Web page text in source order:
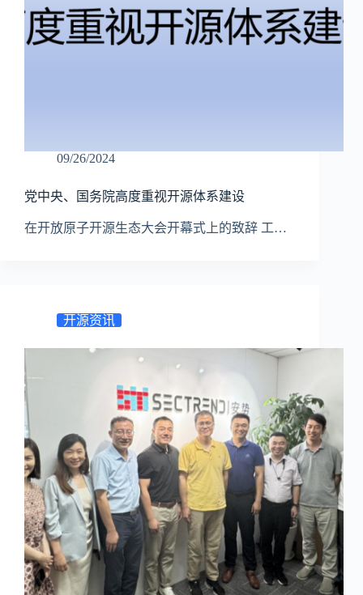
09/26/2024
党中央、国务院高度重视开源体系建设
在开放原子开源生态大会开幕式上的致辞 工…
开源资讯